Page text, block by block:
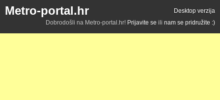
Metro-portal.hr
Desktop verzija
Dobrodošli na Metro-portal.hr! Prijavite se ili nam se pridružite :)